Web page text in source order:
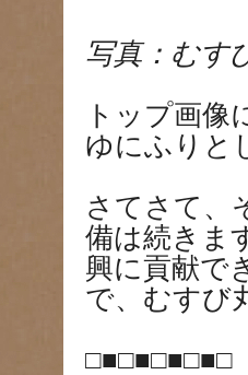
写真：むす
トップ画
ゆにふりと
さてさて、
備は続きま
興に貢献で
で、むすび
□■□■□■□■□